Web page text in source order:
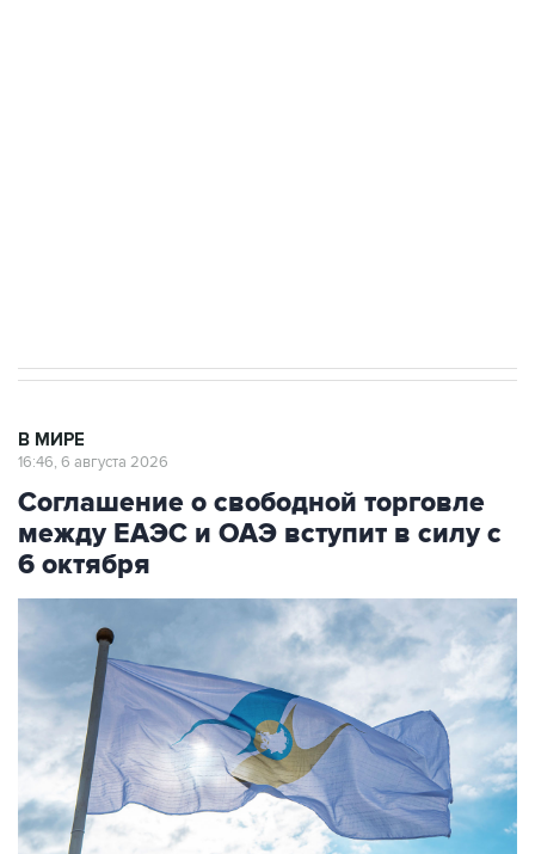
В МИРЕ
16:46, 6 августа 2026
Соглашение о свободной торговле
между ЕАЭС и ОАЭ вступит в силу с
6 октября